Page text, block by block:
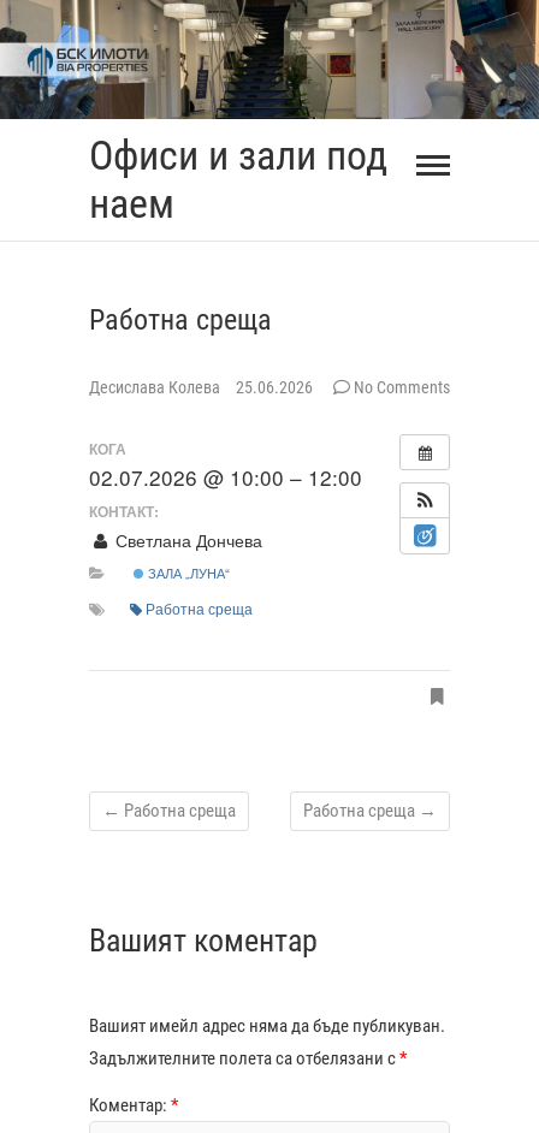
Skip
to
content
Офиси и зали под
наем
Работна среща
Десислава Колева 25.06.2026 No Comments
КОГА
02.07.2026 @ 10:00 – 12:00
КОНТАКТ:
Светлана Дончева
ЗАЛА „ЛУНА“
Работна среща
← Работна среща Работна среща →
Вашият коментар
Вашият имейл адрес няма да бъде публикуван.
Задължителните полета са отбелязани с*
Коментар: *